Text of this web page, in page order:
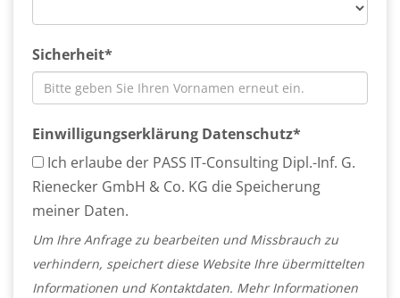
Sicherheit*
Einwilligungserklärung Datenschutz*
Ich erlaube der PASS IT-Consulting Dipl.-Inf. G.
Rienecker GmbH & Co. KG die Speicherung
meiner Daten.
Um Ihre Anfrage zu bearbeiten und Missbrauch zu
verhindern, speichert diese Website Ihre übermittelten
Informationen und Kontaktdaten. Mehr Informationen